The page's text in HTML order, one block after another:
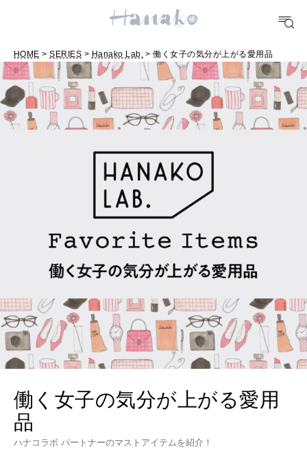
FOOD
TRAVEL
どこ行く？
FORTUNE
明日のわたし
[12星座別] Weekly Holoscope
[12星座別] Monthly Love Holoscope
女神まり愛のタロットメッセージ
算命学がわかる今月のあなた
自分にやさしく
知る、考える
MAMA
わたしができること
HOME >SERIES > Hanako Lab. > 働く女子の気分が上がる愛用品
働く女子の気分が上がる愛用
品
ハナコラボ パートナーのマストアイテムを紹介！